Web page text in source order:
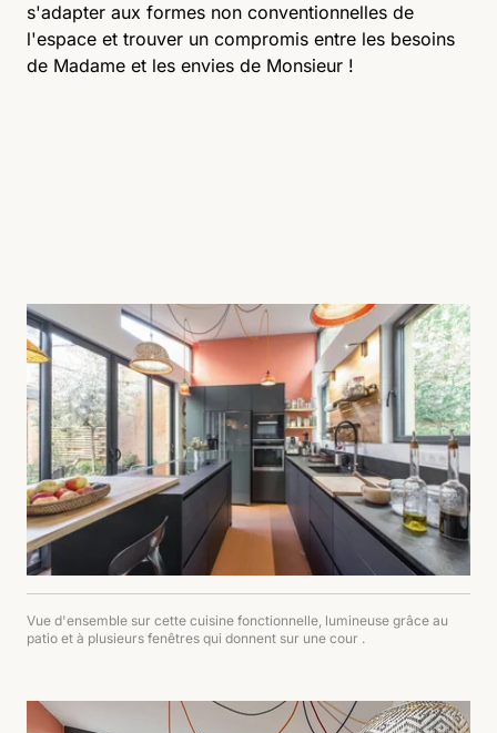
s'adapter aux formes non conventionnelles de
l'espace et trouver un compromis entre les besoins
de Madame et les envies de Monsieur !
Vue d'ensemble sur cette cuisine fonctionnelle, lumineuse grâce au
patio et à plusieurs fenêtres qui donnent sur une cour .